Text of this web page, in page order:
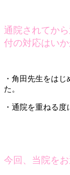
通院されてか
付の対応はい
・角田先生をは
た。
・通院を重ねる
今回、当院を